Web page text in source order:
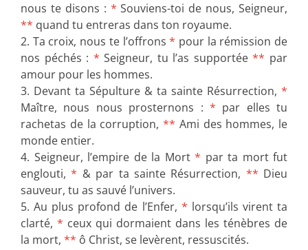
nous te disons : * Souviens-toi de nous, Seigneur,
** quand tu entreras dans ton royaume.
2. Ta croix, nous te l’offrons* pour la rémission de
nos péchés : * Seigneur, tu l’as supportée** par
amour pour les hommes.
3. Devant ta Sépulture & ta sainte Résurrection, *
Maître, nous nous prosternons : * par elles tu
rachetas de la corruption, ** Ami des hommes, le
monde entier.
4. Seigneur, l’empire de la Mort * par ta mort fut
englouti,* & par ta sainte Résurrection, ** Dieu
sauveur, tu as sauvé l’univers.
5. Au plus profond de l’Enfer, * lorsqu’ils virent ta
clarté, * ceux qui dormaient dans les ténèbres de
la mort, ** ô Christ, se levèrent, ressuscités.